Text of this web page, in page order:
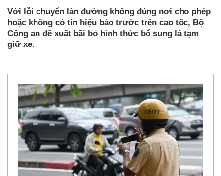
Với lỗi chuyển làn đường không đúng nơi cho phép
hoặc không có tín hiệu báo trước trên cao tốc, Bộ
Công an đề xuất bãi bỏ hình thức bổ sung là tạm
giữ xe.